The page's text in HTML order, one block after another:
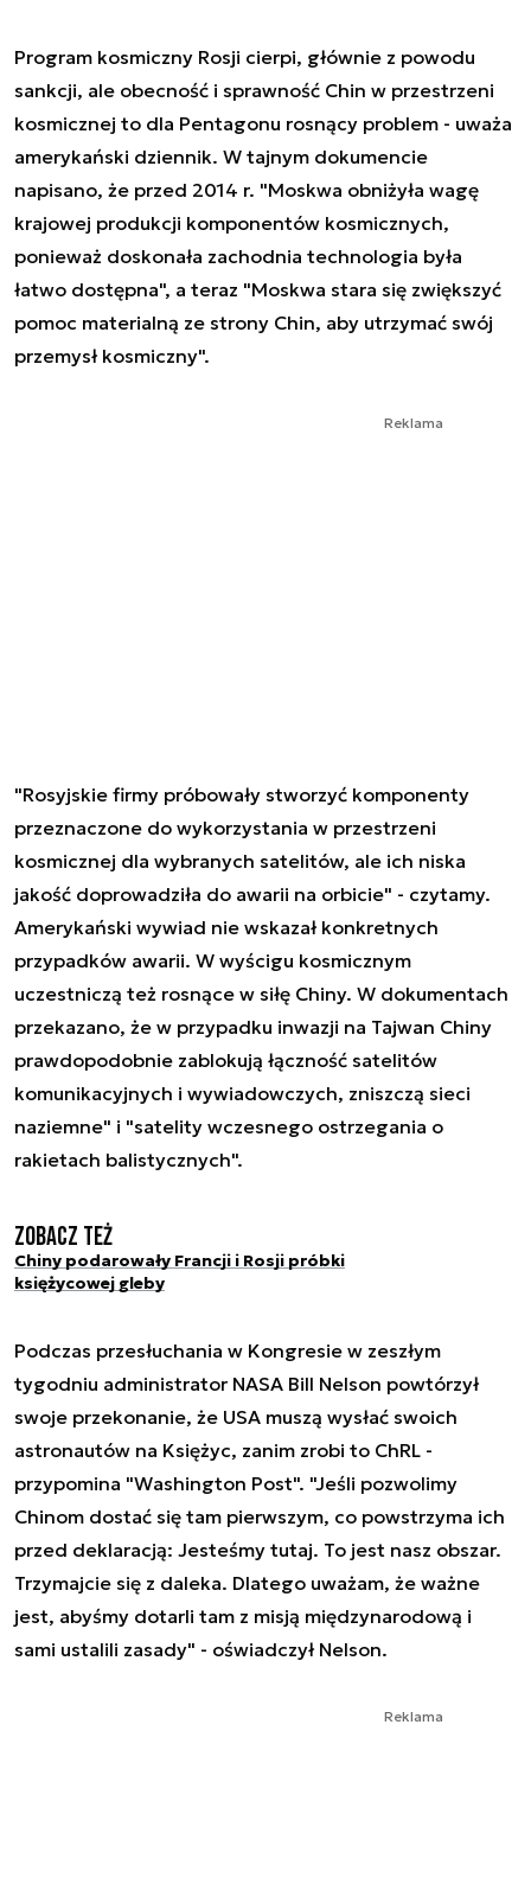
Program kosmiczny Rosji cierpi, głównie z powodu
sankcji, ale obecność i sprawność Chin w przestrzeni
kosmicznej to dla Pentagonu rosnący problem - uważa
amerykański dziennik. W tajnym dokumencie
napisano, że przed 2014 r. "Moskwa obniżyła wagę
krajowej produkcji komponentów kosmicznych,
ponieważ doskonała zachodnia technologia była
łatwo dostępna", a teraz "Moskwa stara się zwiększyć
pomoc materialną ze strony Chin, aby utrzymać swój
przemysł kosmiczny".
Reklama
"Rosyjskie firmy próbowały stworzyć komponenty
przeznaczone do wykorzystania w przestrzeni
kosmicznej dla wybranych satelitów, ale ich niska
jakość doprowadziła do awarii na orbicie" - czytamy.
Amerykański wywiad nie wskazał konkretnych
przypadków awarii. W wyścigu kosmicznym
uczestniczą też rosnące w siłę Chiny. W dokumentach
przekazano, że w przypadku inwazji na Tajwan Chiny
prawdopodobnie zablokują łączność satelitów
komunikacyjnych i wywiadowczych, zniszczą sieci
naziemne" i "satelity wczesnego ostrzegania o
rakietach balistycznych".
Zobacz też
Chiny podarowały Francji i Rosji próbki
księżycowej gleby
Podczas przesłuchania w Kongresie w zeszłym
tygodniu administrator NASA Bill Nelson powtórzył
swoje przekonanie, że USA muszą wysłać swoich
astronautów na Księżyc, zanim zrobi to ChRL -
przypomina "Washington Post". "Jeśli pozwolimy
Chinom dostać się tam pierwszym, co powstrzyma ich
przed deklaracją: Jesteśmy tutaj. To jest nasz obszar.
Trzymajcie się z daleka. Dlatego uważam, że ważne
jest, abyśmy dotarli tam z misją międzynarodową i
sami ustalili zasady" - oświadczył Nelson.
Reklama